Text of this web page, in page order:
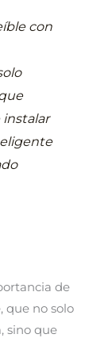
con
de
que no solo
sino que